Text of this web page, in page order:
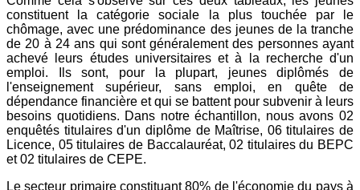
constituent la catégorie sociale la plus touchée par le
chômage, avec une prédominance des jeunes de la tranche
de 20 à 24 ans qui sont généralement des personnes ayant
achevé leurs études universitaires et à la recherche d'un
emploi. Ils sont, pour la plupart, jeunes diplômés de
l'enseignement supérieur, sans emploi, en quête de
dépendance financière et qui se battent pour subvenir à leurs
besoins quotidiens. Dans notre échantillon, nous avons 02
enquêtés titulaires d'un diplôme de Maîtrise, 06 titulaires de
Licence, 05 titulaires de Baccalauréat, 02 titulaires du BEPC
et 02 titulaires de CEPE.
Le secteur primaire constituant 80% de l'économie du pays à